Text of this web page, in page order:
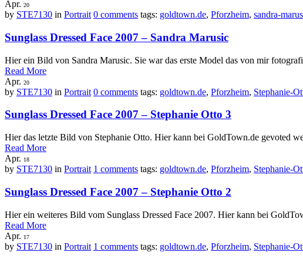
Apr. 20
by STE7130 in Portrait 0 comments tags: goldtown.de, Pforzheim, sandra-
Sunglass Dressed Face 2007 – Sandra Marusic
Hier ein Bild von Sandra Marusic. Sie war das erste Model das von mir
Read More
Apr. 20
by STE7130 in Portrait 0 comments tags: goldtown.de, Pforzheim, Stephanie-
Sunglass Dressed Face 2007 – Stephanie Otto 3
Hier das letzte Bild von Stephanie Otto. Hier kann bei GoldTown.de gevoted
Read More
Apr. 18
by STE7130 in Portrait 1 comments tags: goldtown.de, Pforzheim, Stephanie-
Sunglass Dressed Face 2007 – Stephanie Otto 2
Hier ein weiteres Bild vom Sunglass Dressed Face 2007. Hier kann bei
Read More
Apr. 17
by STE7130 in Portrait 1 comments tags: goldtown.de, Pforzheim, Stephanie-